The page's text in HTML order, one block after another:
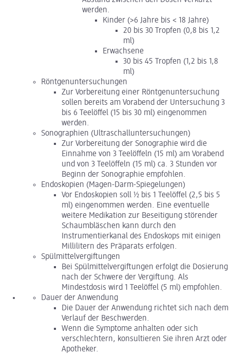
werden.
Kinder (>6 Jahre bis < 18 Jahre)
20 bis 30 Tropfen (0,8 bis 1,2
ml)
Erwachsene
30 bis 45 Tropfen (1,2 bis 1,8
ml)
Röntgenuntersuchungen
Zur Vorbereitung einer Röntgenuntersuchung
sollen bereits am Vorabend der Untersuchung 3
bis 6 Teelöffel (15 bis 30 ml) eingenommen
werden.
Sonographien (Ultraschalluntersuchungen)
Zur Vorbereitung der Sonographie wird die
Einnahme von 3 Teelöffeln (15 ml) am Vorabend
und von 3 Teelöffeln (15 ml) ca. 3 Stunden vor
Beginn der Sonographie empfohlen.
Endoskopien (Magen-Darm-Spiegelungen)
Vor Endoskopien soll ½ bis 1 Teelöffel (2,5 bis 5
ml) eingenommen werden. Eine eventuelle
weitere Medikation zur Beseitigung störender
Schaumbläschen kann durch den
Instrumentierkanal des Endoskops mit einigen
Millilitern des Präparats erfolgen.
Spülmittelvergiftungen
Bei Spülmittelvergiftungen erfolgt die Dosierung
nach der Schwere der Vergiftung. Als
Mindestdosis wird 1 Teelöffel (5 ml) empfohlen.
Dauer der Anwendung
Die Dauer der Anwendung richtet sich nach dem
Verlauf der Beschwerden.
Wenn die Symptome anhalten oder sich
verschlechtern, konsultieren Sie ihren Arzt oder
Apotheker.